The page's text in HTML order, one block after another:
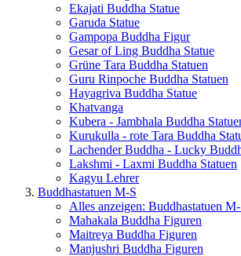
Ekajati Buddha Statue
Garuda Statue
Gampopa Buddha Figur
Gesar of Ling Buddha Statue
Grüne Tara Buddha Statuen
Guru Rinpoche Buddha Statuen
Hayagriva Buddha Statue
Khatvanga
Kubera - Jambhala Buddha
Kurukulla - rote Tara Buddha
Lachender Buddha - Lucky
Lakshmi - Laxmi Buddha Statuen
Kagyu Lehrer
Buddhastatuen M-S
Alles anzeigen: Buddhastatuen
Mahakala Buddha Figuren
Maitreya Buddha Figuren
Manjushri Buddha Figuren